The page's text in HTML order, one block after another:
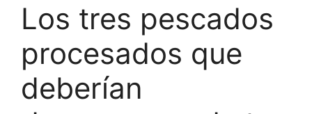
Los tres pescados
procesados que
deberían